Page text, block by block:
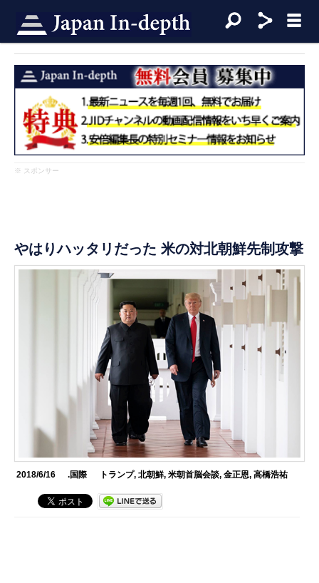
※ スポンサー
やはりハッタリだった 米の対北朝鮮先制攻撃
2018/6/16 .国際 トランプ, 北朝鮮, 米朝首脳会談, 金正恩, 高橋浩祐